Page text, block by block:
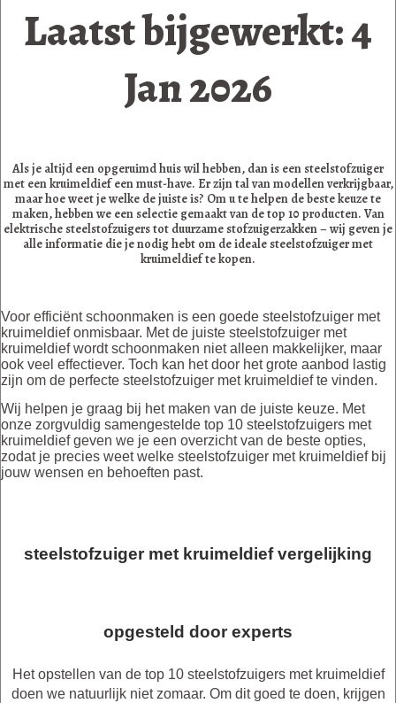
Laatst bijgewerkt: 4
Jan 2026
Als je altijd een opgeruimd huis wil hebben, dan is een steelstofzuiger
met een kruimeldief een must-have. Er zijn tal van modellen verkrijgbaar,
maar hoe weet je welke de juiste is? Om u te helpen de beste keuze te
maken, hebben we een selectie gemaakt van de top 10 producten. Van
elektrische steelstofzuigers tot duurzame stofzuigerzakken – wij geven je
alle informatie die je nodig hebt om de ideale steelstofzuiger met
kruimeldief te kopen.
Voor efficiënt schoonmaken is een goede steelstofzuiger met
kruimeldief onmisbaar. Met de juiste steelstofzuiger met
kruimeldief wordt schoonmaken niet alleen makkelijker, maar
ook veel effectiever. Toch kan het door het grote aanbod lastig
zijn om de perfecte steelstofzuiger met kruimeldief te vinden.
Wij helpen je graag bij het maken van de juiste keuze. Met
onze zorgvuldig samengestelde top 10 steelstofzuigers met
kruimeldief geven we je een overzicht van de beste opties,
zodat je precies weet welke steelstofzuiger met kruimeldief bij
jouw wensen en behoeften past.
steelstofzuiger met kruimeldief vergelijking
opgesteld door experts
Het opstellen van de top 10 steelstofzuigers met kruimeldief
doen we natuurlijk niet zomaar. Om dit goed te doen, krijgen